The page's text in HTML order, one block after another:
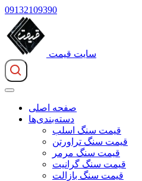
09132109390
سایت قیمت
صفحه اصلی
دسته‌بندی‌ها
قیمت سنگ اسلب
قیمت سنگ تراورتن
قیمت سنگ مرمر
قیمت سنگ گرانیت
قیمت سنگ بازالت